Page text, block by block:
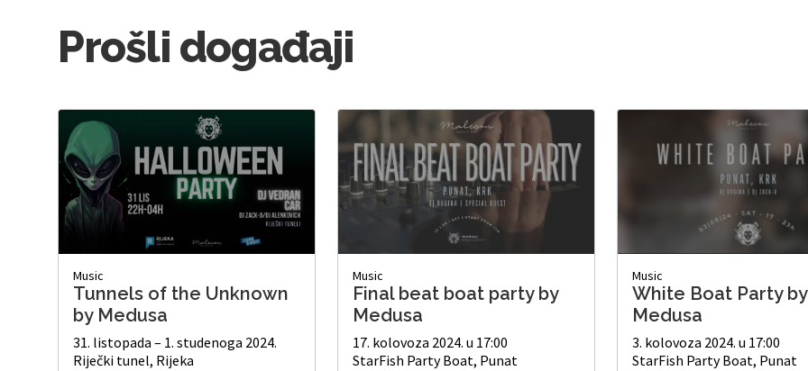
Prošli događaji
Music
Tunnels of the Unknown
by Medusa
31. listopada – 1. studenoga 2024.
Riječki tunel, Rijeka
Music
Final beat boat party by
Medusa
17. kolovoza 2024. u 17:00
StarFish Party Boat, Punat
Music
White Boat Party by
Medusa
3. kolovoza 2024. u 17:00
StarFish Party Boat, Punat